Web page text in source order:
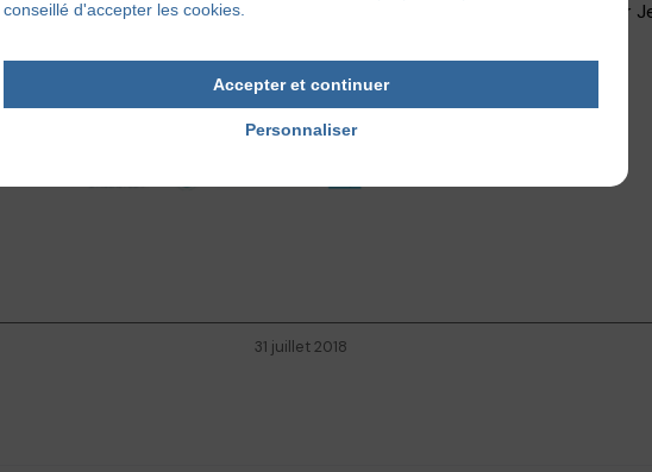
FerrierLe Bouedec, le Dr Catherine Goujon, le Dr Florence Hacard, le Pr
Pralong, Séverine Valette et Virginie Verdu.
tous nos partenaires :
31 juillet 2018
conseillé d'accepter les cookies.
Accepter et continuer
Personnaliser